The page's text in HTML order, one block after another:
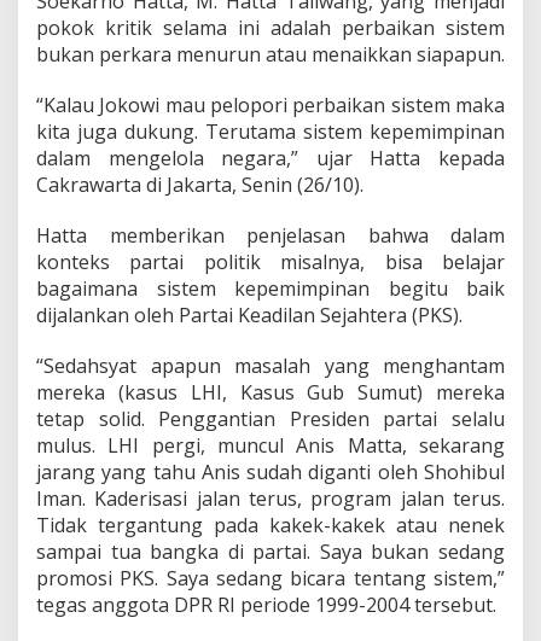
P
K
S
t
u
B
a
g
s
pokok kritik selama ini adalah perbaikan sistem
bukan perkara menurun atau menaikkan siapapun.
“Kalau Jokowi mau pelopori perbaikan sistem maka
kita juga dukung. Terutama sistem kepemimpinan
dalam mengelola negara,” ujar Hatta kepada
Cakrawarta di Jakarta, Senin (26/10).
Hatta memberikan penjelasan bahwa dalam
konteks partai politik misalnya, bisa belajar
bagaimana sistem kepemimpinan begitu baik
dijalankan oleh Partai Keadilan Sejahtera (PKS).
“Sedahsyat apapun masalah yang menghantam
mereka (kasus LHI, Kasus Gub Sumut) mereka
tetap solid. Penggantian Presiden partai selalu
mulus. LHI pergi, muncul Anis Matta, sekarang
jarang yang tahu Anis sudah diganti oleh Shohibul
Iman. Kaderisasi jalan terus, program jalan terus.
Tidak tergantung pada kakek-kakek atau nenek
sampai tua bangka di partai. Saya bukan sedang
promosi PKS. Saya sedang bicara tentang sistem,”
tegas anggota DPR RI periode 1999-2004 tersebut.